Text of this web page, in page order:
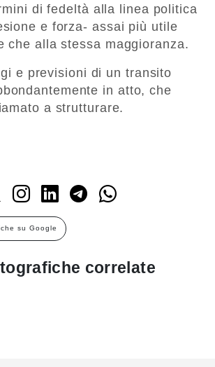
di fedeltà alla linea politica
e forza- assai più utile
che alla stessa maggioranza.
di un transito
in atto, che
a strutturare.
su Google
correlate